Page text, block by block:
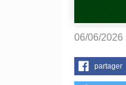
06/06/2026
partager